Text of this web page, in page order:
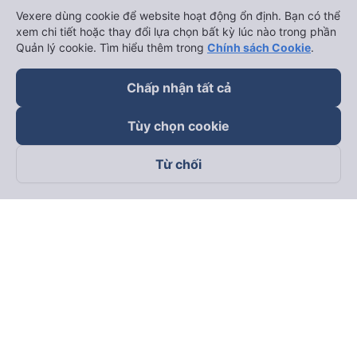
Theo dõi chúng tôi trên
Vexere dùng cookie để website hoạt động ổn định. Bạn có thể
xem chi tiết hoặc thay đổi lựa chọn bất kỳ lúc nào trong phần
Quản lý cookie. Tìm hiểu thêm trong Chính sách Cookie.
Chấp nhận tất cả
Tùy chọn cookie
Từ chối